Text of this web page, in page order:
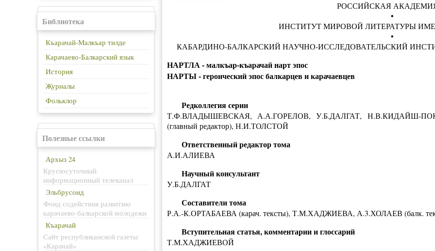
Библиотека
Къарачай-Малкъар тилде
Карачаево-Балкарский язык
История
Журналы
Фольклор
Полезные ссылки
Архыз 24
Круглосуточный
информационный телеканал
Эльбрусоид
Фонд содействия развитию
карачаево-балкарской молодежи
Къарачай
Сайт республиканской газеты
«Карачай»
РОССИЙСКАЯ
•
ИНСТИТУТ МИРОВОЙ ЛИТЕРАТУРЫ
•
КАБАРДИНО-БАЛКАРСКИЙ НАУЧНО-ИССЛЕДОВАТЕЛЬСКИЙ
НАРТЛА - малкъар-къарачай нарт эпос
НАРТЫ - героический эпос балкарцев и карачаевцев
Редколлегия серии
Т.Ф.ВЛАДЫШЕВСКАЯ, А.А.ГОРЕЛОВ, У.Б.ДАЛГАТ, Н.В.КИДАЙШ-
(главный редактор), Н.И.ТОЛСТОЙ
Ответственный редактор тома
А.И.АЛИЕВА
Научный консультант
У.Б.ДАЛГАТ
Составители тома
Р.А.-К.ОРТАБАЕВА (карач. тексты), Т.М.ХАДЖИЕВА, А.3.ХОЛАЕВ (балк.
Вступительная статья, комментарии и глоссарий
Т.М.ХАДЖИЕВОЙ